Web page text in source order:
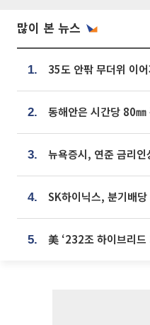
많이 본 뉴스
1.
2.
3.
4.
5.